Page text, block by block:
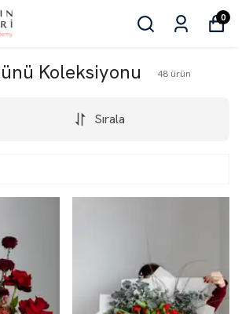
0
Koleksiyonu 48 ürün
Sırala